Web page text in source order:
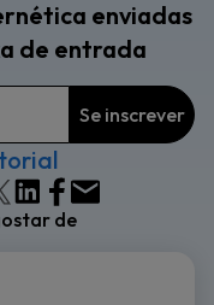
enviadas
de entrada
de